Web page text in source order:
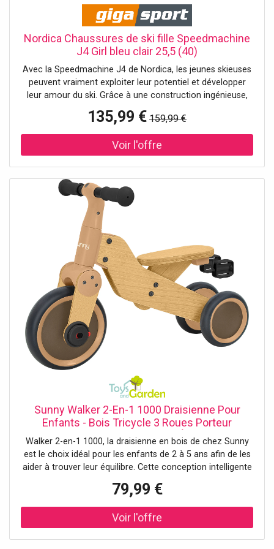
Nordica Chaussures de ski fille Speedmachine
J4 Girl bleu clair 25,5 (40)
Avec la Speedmachine J4 de Nordica, les jeunes skieuses
peuvent vraiment exploiter leur potentiel et développer
leur amour du ski. Grâce à une construction ingénieuse,
elle réduit le poids et la chaussure offre en même temps
un meilleur contrôle. Pour un équilibre encore plus sûr, une
meilleure sensation et un meilleur comportement en
virage, la Speedmachine J4 vous met dans une position
la chaussure. Et pour un maximum de chaleur et de
confort, elle est équipée d'un chausson douillet. La
Speedmachine J4 de Nordica encourage les jeunes
skieuses à progresser rapidement et leur permet de
passer un moment incroyable sur les pistes. Détails:
Last: JR Volume: JUNIOR Soles: 5355 PU (extra sales kit:
Gripwalk) Shell: TRIAX Cuff: TRIAX Liner: Comfort fit
Schnallen: 4 MICRO ALU MIX Power Strap: 25 MM
Farbbezeichnung: Light Blue/White/Rose
135,99 € 159,99 €
Sunny Walker 2-En-1 1000 Draisienne Pour
Enfants - Bois Tricycle 3 Roues Porteur
Intérieur/Extérieur Vélo D'Équilibre
Garçons/Filles De 2 À 5 Ans
Walker 2-en-1 1000, la draisienne en bois de chez Sunny
est le choix idéal pour les enfants de 2 à 5 ans afin de les
aider à trouver leur équilibre. Cette conception intelligente
enfants à développer leurs capacités motrices en jouant.
Avec sa construction en bois robuste et ses roues
résistantes, ce tricycle évolutif convient aussi bien à
l'intérieur qu'à l'extérieur. Flexible et confortable Grâce au
79,99 €